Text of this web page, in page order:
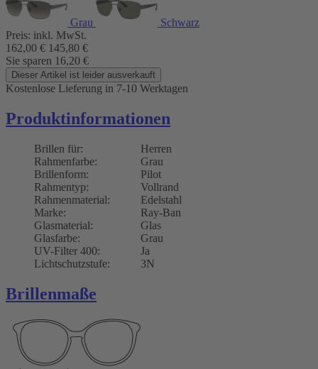
Grau
Schwarz
Preis: inkl. MwSt.
162,00 € 145,80 €
Sie sparen 16,20 €
Dieser Artikel ist leider ausverkauft
Kostenlose Lieferung in 7-10 Werktagen
Produktinformationen
Brillen für:
Herren
Rahmenfarbe:
Grau
Brillenform:
Pilot
Rahmentyp:
Vollrand
Rahmenmaterial:
Edelstahl
Marke:
Ray-Ban
Glasmaterial:
Glas
Glasfarbe:
Grau
UV-Filter 400:
Ja
Lichtschutzstufe:
3N
Brillenmaße